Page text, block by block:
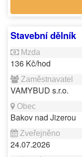
Stavební dělník
136 Kč/hod
VAMYBUD s.r.o.
Bakov nad Jizerou
24.07.2026